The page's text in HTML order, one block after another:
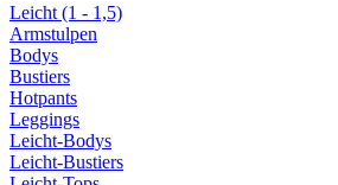
Leicht (1 - 1,5)
Armstulpen
Bodys
Bustiers
Hotpants
Leggings
Leicht-Bodys
Leicht-Bustiers